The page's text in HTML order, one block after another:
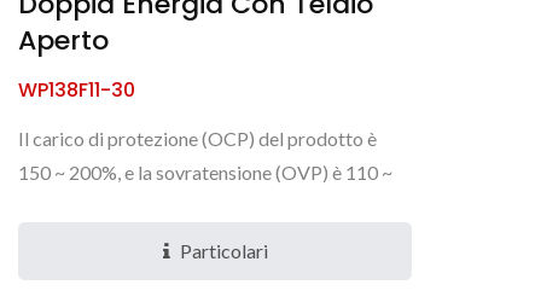
Aperto
WP138F11-30
Il carico di protezione (OCP) del prodotto è
150 ~ 200%, e la sovratensione (OVP) è 110 ~
un'uscita di raffreddamento...
Particolari